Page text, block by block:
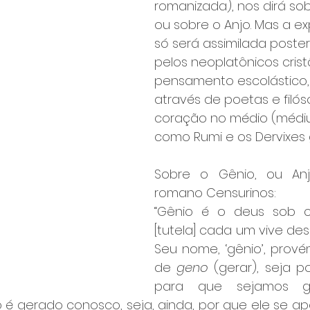
romanizada), nos dirá
ou sobre o Anjo. Mas a
só será assimilada
pelos neoplatônicos
pensamento
através de poetas e
coração no médio
como Rumi e os
Sobre o Gênio, ou
romano Censurinos:
“Gênio é o deus sob
[tutela] cada um vive
Seu nome, ‘gênio’,
de geno (gerar), seja
para que sejamos
gerado conosco, seja, ainda, por que ele se